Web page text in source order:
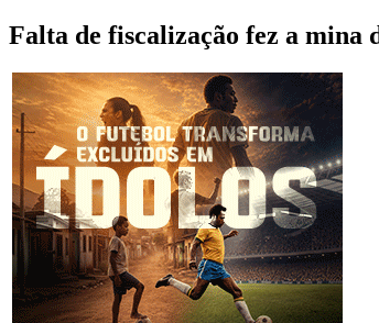
Falta de fiscalização fez a mina